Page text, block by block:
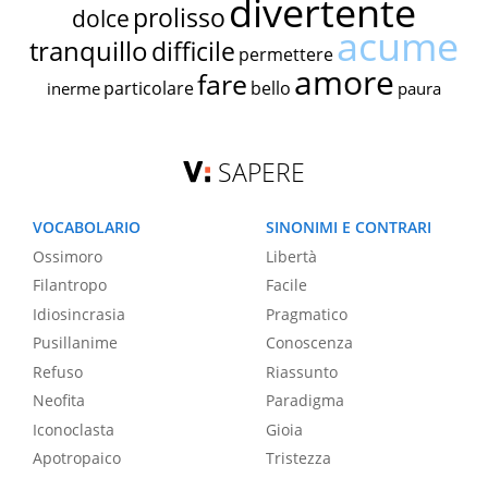
dolce prolissodivertente
tranquillodifficile permettereacume
inerme particolarefare bello amore paura
SAPERE
VOCABOLARIO
Ossimoro
Filantropo
Idiosincrasia
Pusillanime
Refuso
Neofita
Iconoclasta
Apotropaico
SINONIMI E CONTRARI
Libertà
Facile
Pragmatico
Conoscenza
Riassunto
Paradigma
Gioia
Tristezza